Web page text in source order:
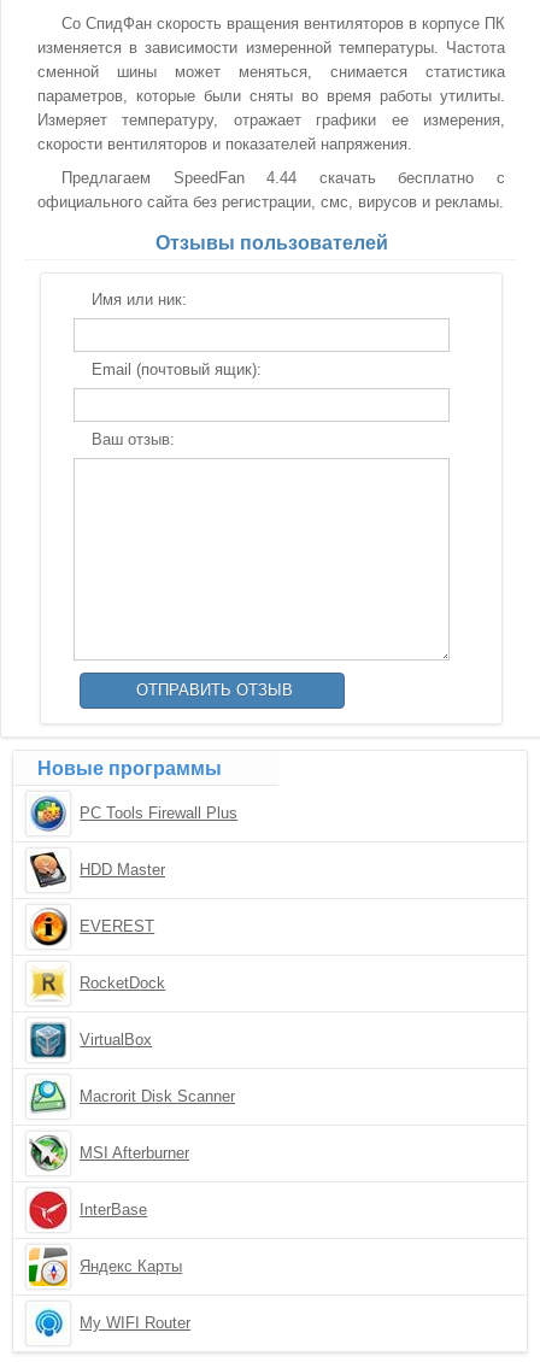
Со СпидФан скорость вращения вентиляторов в корпусе ПК
изменяется в зависимости измеренной температуры. Частота
сменной шины может меняться, снимается статистика
параметров, которые были сняты во время работы утилиты.
Измеряет температуру, отражает графики ее измерения,
скорости вентиляторов и показателей напряжения.
Предлагаем SpeedFan 4.44 скачать бесплатно с
официального сайта без регистрации, смс, вирусов и рекламы.
Отзывы пользователей
Имя или ник:
Email (почтовый ящик):
Ваш отзыв:
Новые программы
PC Tools Firewall Plus
HDD Master
EVEREST
RocketDock
VirtualBox
Macrorit Disk Scanner
MSI Afterburner
InterBase
Яндекс Карты
My WIFI Router